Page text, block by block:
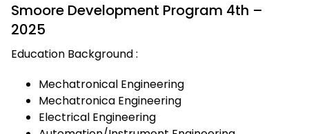
Smoore Development Program 4th –
2025
Education Background :
Mechatronical Engineering
Mechatronica Engineering
Electrical Engineering